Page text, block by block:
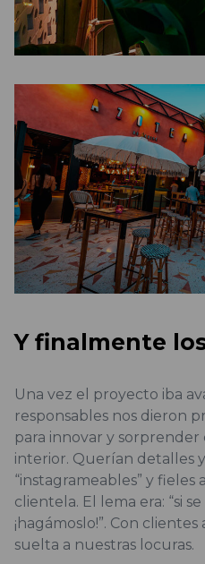
Y finalmente
Una vez el proyecto iba
responsables nos dieron
para innovar y sorprender
interior. Querían detalles
“instagrameables” y fieles
clientela. El lema era: “si
¡hagámoslo!”. Con
suelta a nuestras locuras.